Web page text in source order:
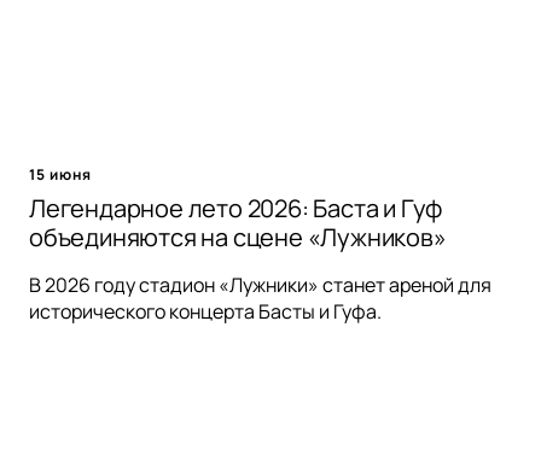
15 июня
Легендарное лето 2026: Баста и Гуф
объединяются на сцене «Лужников»
В 2026 году стадион «Лужники» станет ареной для
исторического концерта Басты и Гуфа.